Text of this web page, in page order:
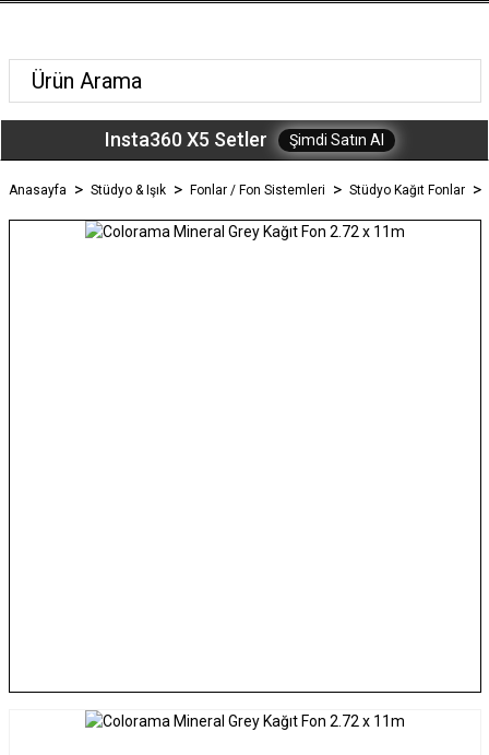
Insta360 X5 Setler Şimdi Satın Al
Anasayfa Stüdyo & Işık Fonlar / Fon Sistemleri Stüdyo Kağıt Fonlar